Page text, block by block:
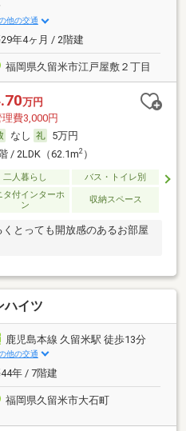
他の交通
年4ヶ月 / 2階建
福岡県久留米市江戸屋敷２丁目
万円
理費3,000円
なし
5万円
/ 2LDK（62.1m2）
二人暮らし バス・トイレ別
タ付インターホ
ン
収納スペース
とっても開放感のあるお部屋
ハイツ
鹿児島本線 久留米駅 徒歩13分
他の交通
年 / 7階建
福岡県久留米市大石町